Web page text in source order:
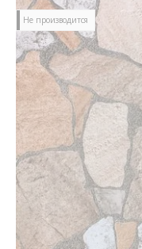
Не производится